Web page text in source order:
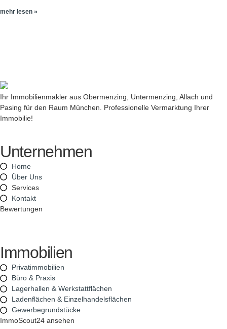
mehr lesen »
Ihr Immobilienmakler aus Obermenzing, Untermenzing, Allach und
Pasing für den Raum München. Professionelle Vermarktung Ihrer
Immobilie!
Unternehmen
Home
Über Uns
Services
Kontakt
Bewertungen
Immobilien
Privatimmobilien
Büro & Praxis
Lagerhallen & Werkstattflächen
Ladenflächen & Einzelhandelsflächen
Gewerbegrundstücke
ImmoScout24 ansehen